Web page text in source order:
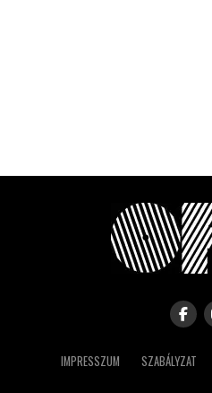
IMPRESSZUM SZABÁLYZAT